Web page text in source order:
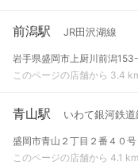
前潟駅 JR田沢湖線
岩手県盛岡市上厨川前潟
このページの店舗から 3.4
青山駅 いわて銀河鉄道
盛岡市青山２丁目２番４０号
このページの店舗から 4.1 km